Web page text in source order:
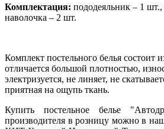
Комплектация: пододеяльник – 1
наволочка – 2 шт.
Комплект постельного белья состоит
отличается большой плотностью,
электризуется, не линяет, не
приятная на ощупь ткань.
Купить постельное белье "
производителя в розницу можно в